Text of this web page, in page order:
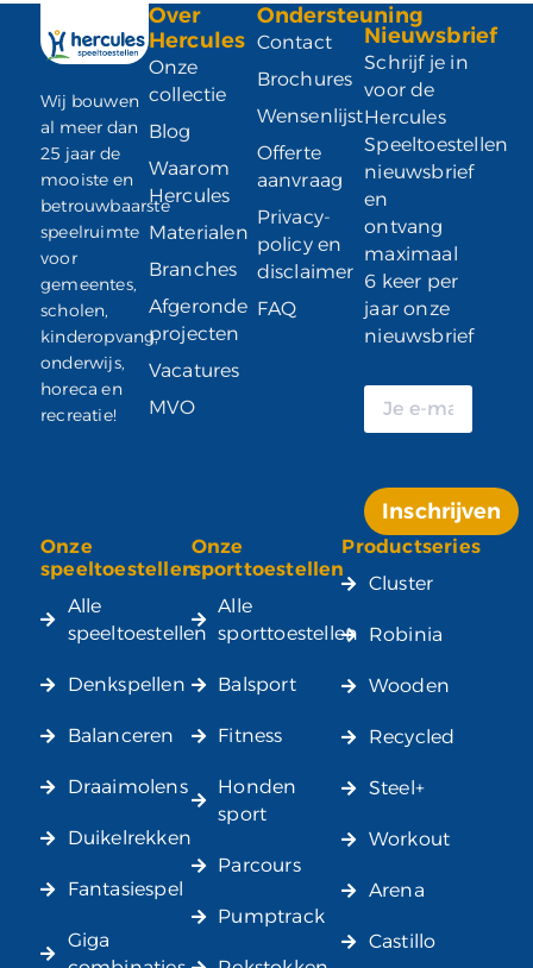
Wij bouwen
al meer dan
25 jaar de
mooiste en
betrouwbaarste
speelruimte
voor
gemeentes,
scholen,
kinderopvang,
onderwijs,
horeca en
recreatie!
Over
Hercules
Onze
collectie
Blog
Waarom
Hercules
Materialen
Branches
Afgeronde
projecten
Vacatures
MVO
Ondersteuning
Contact
Brochures
Wensenlijst
Offerte
aanvraag
Privacy-
policy en
disclaimer
FAQ
Nieuwsbrief
Schrijf je in
voor de
Hercules
Speeltoestellen
nieuwsbrief
en
ontvang
maximaal
6 keer per
jaar onze
nieuwsbrief
Inschrijven
Alternative:
Onze
speeltoestellen
Alle
speeltoestellen
Denkspellen
Balanceren
Draaimolens
Duikelrekken
Fantasiespel
Giga
Onze
sporttoestellen
Alle
sporttoestellen
Balsport
Fitness
Honden
sport
Parcours
Pumptrack
Productseries
Cluster
Robinia
Wooden
Recycled
Steel+
Workout
Arena
Castillo